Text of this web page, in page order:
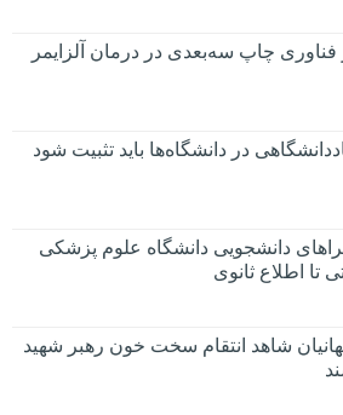
فناوری چاپ سه‌بعدی در درمان آلزایمر
در دانشگاه‌ها باید تثبیت شود
دانشجویی دانشگاه علوم پزشکی
تا اطلاع ثانوی
شاهد انتقام سخت خون رهبر شهید